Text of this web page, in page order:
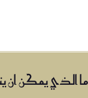
ما الذي يمكن ان